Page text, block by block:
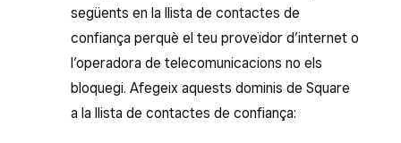
següents en la llista de contactes de
confiança perquè el teu proveïdor d’internet o
l’operadora de telecomunicacions no els
bloquegi. Afegeix aquests dominis de Square
a la llista de contactes de confiança: